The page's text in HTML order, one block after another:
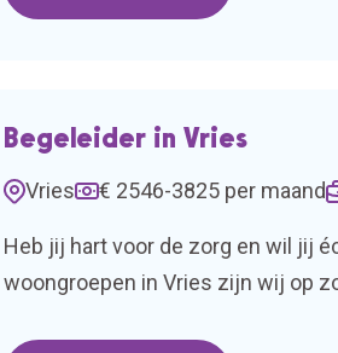
Begeleider in Vries
Vries € 2546-3825 per maand
Heb jij hart voor de zorg en wil jij
woongroepen in Vries zijn wij op